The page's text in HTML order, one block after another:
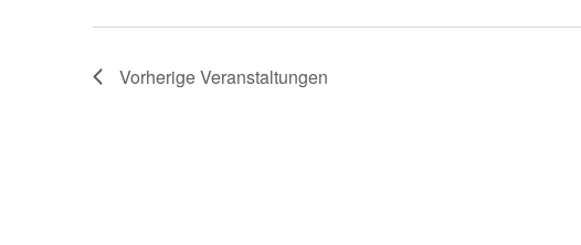
l
VorherigeVeranstaltungen